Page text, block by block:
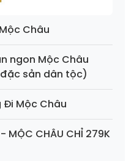
Châu
ngon Mộc Châu
sản dân tộc)
Đi Mộc Châu
- MỘC CHÂU CHỈ 279K